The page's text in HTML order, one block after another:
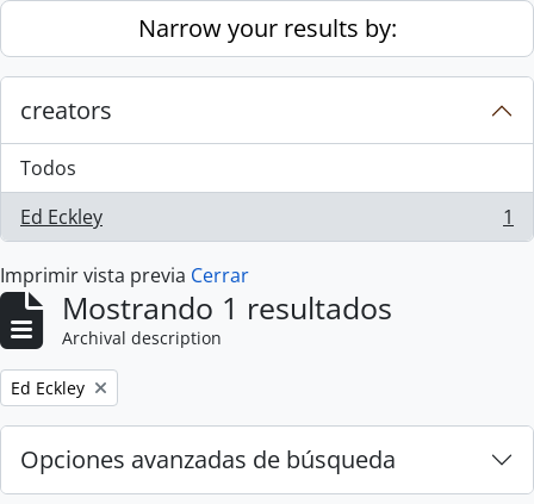
Skip to main contentNarrow your results by:
creators
Todos
Ed Eckley
, 1 resultados 1
Imprimir vista previa Cerrar
Mostrando 1 resultados
Archival description
Remove filter:
Ed Eckley
Opciones avanzadas de búsqueda